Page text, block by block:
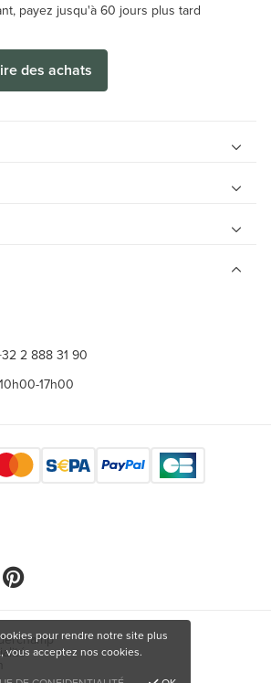
payez jusqu'à 60 jours plus tard
des achats
2 888 31 90
17h00
pour rendre notre site plus
vous acceptez nos cookies.